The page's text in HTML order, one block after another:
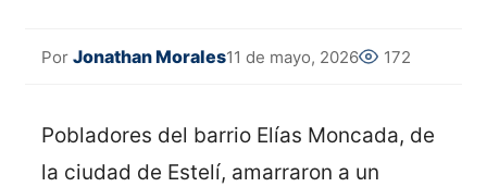
Por Jonathan Morales11 de mayo, 2026 172
Pobladores del barrio Elías Moncada, de
la ciudad de Estelí, amarraron a un